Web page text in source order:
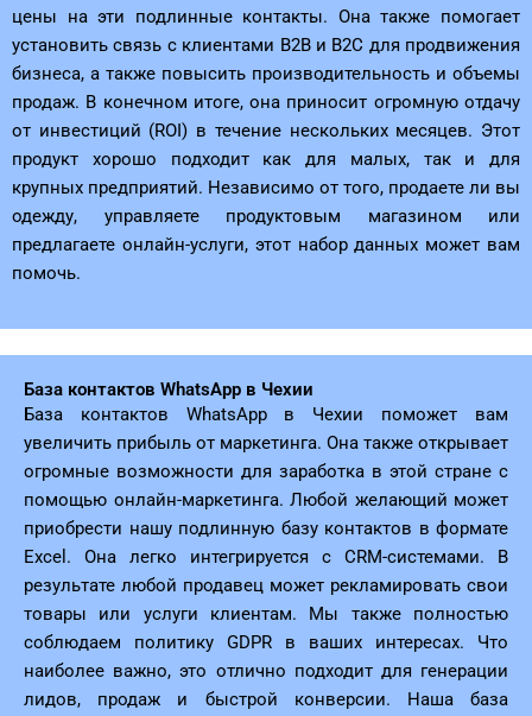
цены на эти подлинные контакты. Она также помогает
установить связь с клиентами B2B и B2C для продвижения
бизнеса, а также повысить производительность и объемы
продаж. В конечном итоге, она приносит огромную отдачу
от инвестиций (ROI) в течение нескольких месяцев. Этот
продукт хорошо подходит как для малых, так и для
крупных предприятий. Независимо от того, продаете ли вы
одежду, управляете продуктовым магазином или
предлагаете онлайн-услуги, этот набор данных может вам
помочь.
База контактов WhatsApp в Чехии
База контактов WhatsApp в Чехии поможет вам
увеличить прибыль от маркетинга. Она также открывает
огромные возможности для заработка в этой стране с
помощью онлайн-маркетинга. Любой желающий может
приобрести нашу подлинную базу контактов в формате
Excel. Она легко интегрируется с CRM-системами. В
результате любой продавец может рекламировать свои
товары или услуги клиентам. Мы также полностью
соблюдаем политику GDPR в ваших интересах. Что
наиболее важно, это отлично подходит для генерации
лидов, продаж и быстрой конверсии. Наша база